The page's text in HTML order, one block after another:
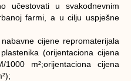
učestovati u svakodnevnim
farmi, a u cilju uspješne
cijene repromaterijala
(orijentaciona cijena
m²;orijentaciona cijena